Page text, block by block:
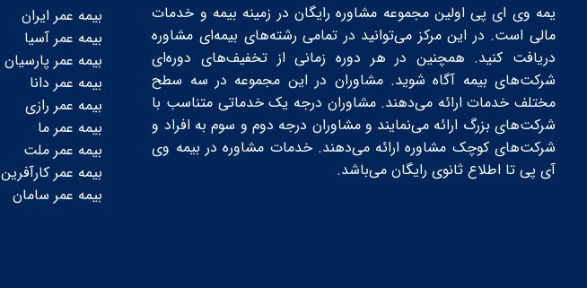
یمه وی ای پی اولین مجموعه مشاوره رایگان در زمینه بیمه و خدمات
مالی است. در این مرکز می‌توانید در تمامی رشته‌های بیمه‌ای مشاوره
دریافت کنید. همچنین در هر دوره زمانی از تخفیف‌های دوره‌ای
شرکت‌های بیمه‌ آگاه شوید. مشاوران در این مجموعه در سه سطح‌
مختلف خدمات ارائه می‌دهند. مشاوران درجه یک خدماتی متناسب با
شرکت‌های بزرگ ارائه می‌نمایند و مشاوران درجه دوم و سوم به افراد و
شرکت‌های کوچک مشاوره ارائه می‌دهند. خدمات مشاوره در بیمه وی
آی پی تا اطلاع ثانوی رایگان می‌باشد.
بیمه عمر ایران
بیمه عمر آسیا
بیمه عمر پارسیان
بیمه عمر دانا
بیمه عمر رازی
بیمه عمر ما
بیمه عمر ملت
بیمه عمر کارآفرین
بیمه عمر سامان